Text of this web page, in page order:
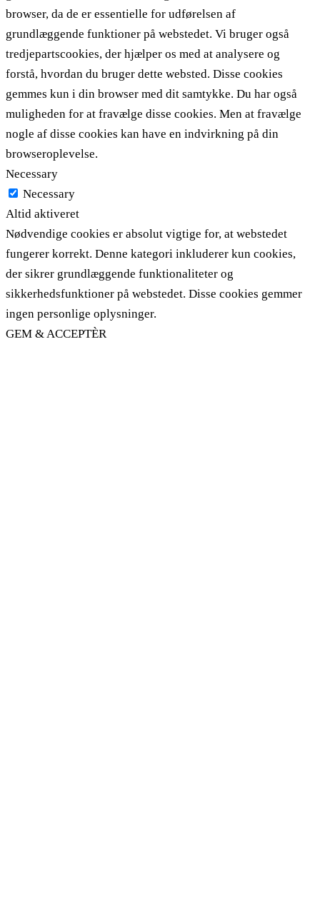
browser, da de er essentielle for udførelsen af ​​
grundlæggende funktioner på webstedet. Vi bruger også
tredjepartscookies, der hjælper os med at analysere og
forstå, hvordan du bruger dette websted. Disse cookies
gemmes kun i din browser med dit samtykke. Du har også
muligheden for at fravælge disse cookies. Men at fravælge
nogle af disse cookies kan have en indvirkning på din
browseroplevelse.
Necessary
Necessary
Altid aktiveret
Nødvendige cookies er absolut vigtige for, at webstedet
fungerer korrekt. Denne kategori inkluderer kun cookies,
der sikrer grundlæggende funktionaliteter og
sikkerhedsfunktioner på webstedet. Disse cookies gemmer
ingen personlige oplysninger.
GEM & ACCEPTÈR